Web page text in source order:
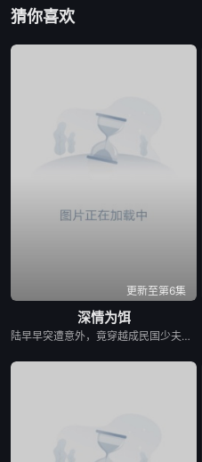
第16集
猜你喜欢
更新至第6集
深情为饵
陆早早突遭意外，竟穿越成民国少夫人苏沐晚，醒来，却是丈夫枪口相对、父母冤案、连环下毒……她于绝境中步步破局，与“醋精”少爷凌慎行从生死对立到情根深重，可就在浓情蜜意时，她骤然梦醒归现代，转角竟撞见那个熟悉的“他”！